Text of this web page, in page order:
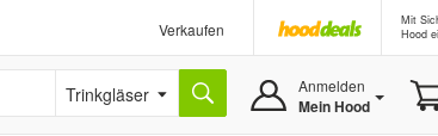
Verkaufen
Mit
Hood
Trinkgläser Anmelden
Mein Hood